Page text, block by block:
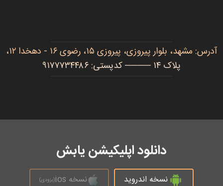
آدرس: مشهد، بلوار پیروزی، پیروزی ۱۵، رضوی ۱۶ - دهخدا ۱۲،
پلاک ۱۴ ──── کدپستی: ۹۱۷۷۷۳۴۴۸۶
دانلود اپلیکیشن یابش
نسخه اندروید نسخه ios (بزودی)